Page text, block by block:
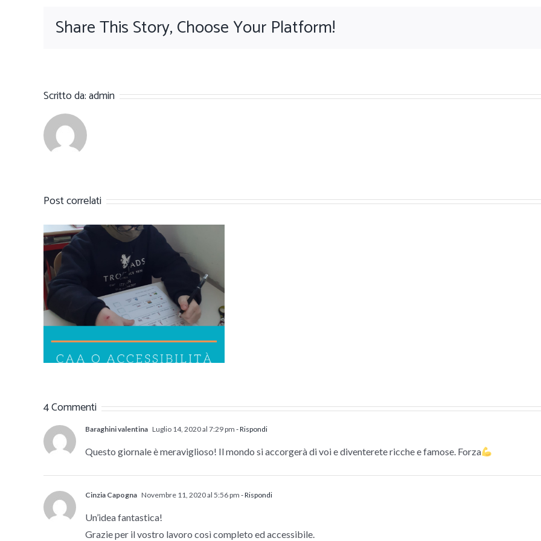
Share This Story, Choose Your Platform!
Scritto da:admin
Post correlati
4 Commenti
Baraghini valentina Luglio 14, 2020 al 7:29 pm - Rispondi
Questo giornale è meraviglioso! Il mondo si accorgerà di voi e diventerete ricche e famose. Forza
Cinzia Capogna Novembre 11, 2020 al 5:56 pm - Rispondi
Un’idea fantastica!
Grazie per il vostro lavoro così completo ed accessibile.